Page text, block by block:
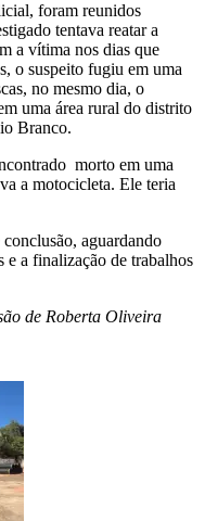
foram reunidos
tentava reatar a
a vítima nos dias que
o suspeito fugiu em uma
no mesmo dia, o
uma área rural do distrito
Branco.
morto em uma
a motocicleta. Ele teria
aguardando
e a finalização de trabalhos
de Roberta Oliveira